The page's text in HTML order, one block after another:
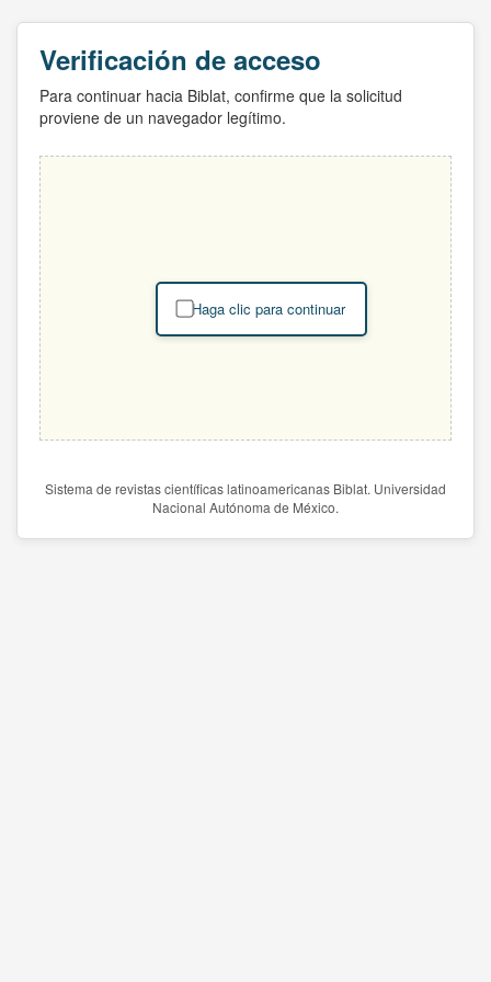
Verificación de acceso
Para continuar hacia Biblat, confirme que la solicitud
proviene de un navegador legítimo.
Haga clic para continuar
Sistema de revistas científicas latinoamericanas Biblat. Universidad
Nacional Autónoma de México.